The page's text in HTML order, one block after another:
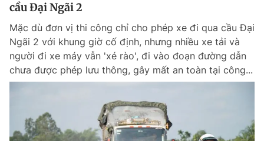
Giấy phép xuất bản số 110/GP - BTTTT cấp ngày 24.3.2020
© 2003-2026 Bản quyền thuộc về Báo Thanh Niên. Cấm sao chép
dưới mọi hình thức nếu không có sự chấp thuận bằng văn bản.
Phát triển bởi ePi Technologies, JSC.
cầu Đại Ngãi 2
Mặc dù đơn vị thi công chỉ cho phép xe đi qua cầu Đại
Ngãi 2 với khung giờ cố định, nhưng nhiều xe tải và
người đi xe máy vẫn 'xé rào', đi vào đoạn đường dẫn
chưa được phép lưu thông, gây mất an toàn tại công...